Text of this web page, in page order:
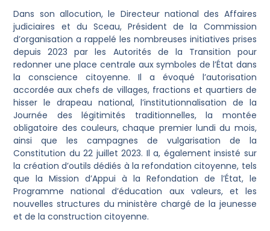
Dans son allocution, le Directeur national des Affaires
judiciaires et du Sceau, Président de la Commission
d’organisation a rappelé les nombreuses initiatives prises
depuis 2023 par les Autorités de la Transition pour
redonner une place centrale aux symboles de l’État dans
la conscience citoyenne. Il a évoqué l’autorisation
accordée aux chefs de villages, fractions et quartiers de
hisser le drapeau national, l’institutionnalisation de la
Journée des légitimités traditionnelles, la montée
obligatoire des couleurs, chaque premier lundi du mois,
ainsi que les campagnes de vulgarisation de la
Constitution du 22 juillet 2023. Il a, également insisté sur
la création d’outils dédiés à la refondation citoyenne, tels
que la Mission d’Appui à la Refondation de l’État, le
Programme national d’éducation aux valeurs, et les
nouvelles structures du ministère chargé de la jeunesse
et de la construction citoyenne.